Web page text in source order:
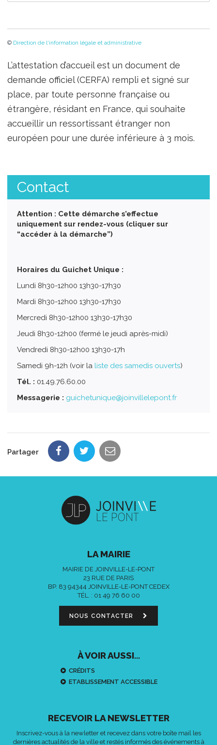
© Direction de l'information légale et administrative
L’attestation d’accueil est un document de
demande officiel (CERFA) rempli et signé sur
place, par toute personne française ou
étrangère, résidant en France, qui souhaite
accueillir un ressortissant étranger non
européen pour une durée inférieure à 3 mois.
Contact
Attention : Cette démarche s’effectue
uniquement sur rendez-vous (cliquer sur
“accéder à la démarche”)
Horaires du Guichet Unique :
Lundi 8h30-12h00 13h30-17h30
Mardi 8h30-12h00 13h30-17h30
Mercredi 8h30-12h00 13h30-17h30
Jeudi 8h30-12h00 (fermé le jeudi après-midi)
Vendredi 8h30-12h00 13h30-17h
Samedi 9h-12h (voir la liste des samedis ouverts)
Tél. : 01.49.76.60.00
Messagerie : guichetunique@joinvillelepont.fr
Partager
LA MAIRIE
MAIRIE DE JOINVILLE-LE-PONT
23 RUE DE PARIS
BP. 83 94344 JOINVILLE-LE-PONT CEDEX
TÉL. : 01 49 76 60 00
NOUS CONTACTER
À VOIR AUSSI...
CRÉDITS
ETABLISSEMENT ACCESSIBLE
RECEVOIR LA NEWSLETTER
Inscrivez-vous à la newletter et recevez dans votre boîte mail les
dernières actualités de la ville et restés informés des événements à